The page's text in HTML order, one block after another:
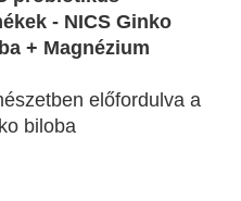
- NICS Ginko
+ Magnézium
előfordulva a
biloba